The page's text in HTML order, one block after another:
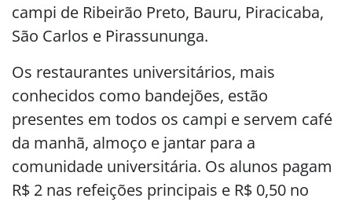
campi de Ribeirão Preto, Bauru, Piracicaba,
São Carlos e Pirassununga.
Os restaurantes universitários, mais
conhecidos como bandejões, estão
presentes em todos os campi e servem café
da manhã, almoço e jantar para a
comunidade universitária. Os alunos pagam
R$ 2 nas refeições principais e R$ 0,50 no